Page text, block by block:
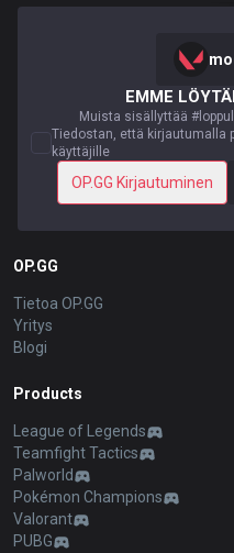
EMME
Muista sisällyttää
Tiedostan, että kirjautumalla
käyttäjille
OP.GG Kirjautuminen
OP.GG
Tietoa OP.GG
Yritys
Blogi
Products
League of Legends
Teamfight Tactics
Palworld
Pokémon Champions
Valorant
PUBG